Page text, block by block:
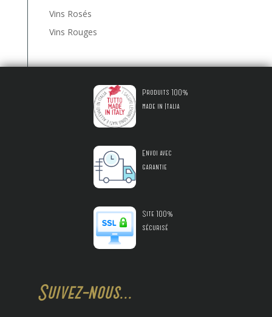
Vins Rosés
Vins Rouges
Produits 100%
made in Italia
Envoi avec
garantie
Site 100%
sécurisé
Suivez-nous...